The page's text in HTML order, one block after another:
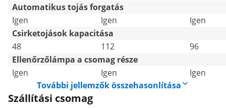
Automatikus tojás forgatás
Igen
Igen
Igen
Csirketojások kapacitása
48
112
96
Ellenőrzőlámpa a csomag része
Igen
Igen
Igen
További jellemzők összehasonlítása
Szállítási csomag